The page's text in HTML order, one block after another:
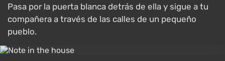
Pasa por la puerta blanca detrás de ella y sigue a tu
compañera a través de las calles de un pequeño
pueblo.